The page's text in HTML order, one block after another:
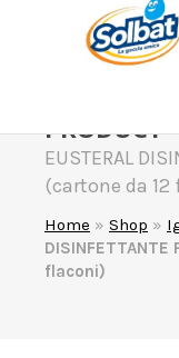
PRODUCT
EUSTERAL
(cartone da
Home » Shop »
DISINFETTANTE
flaconi)